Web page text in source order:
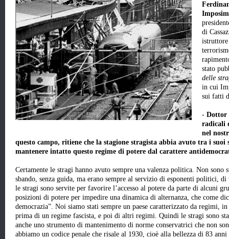
di
stato
delle
in cui
sui fatti
- Dottor
radicali
nel
questo campo, ritiene che la stagione stragista abbia avuto tra i
mantenere intatto questo regime di potere dal carattere
Certamente le stragi hanno avuto sempre una valenza politica. Non sono
sbando, senza guida, ma erano sempre al servizio di esponenti politici,
le stragi sono servite per favorire l’accesso al potere da parte di alcuni
posizioni di potere per impedire una dinamica di alternanza, che come
democrazia”. Noi siamo stati sempre un paese caratterizzato da regimi,
prima di un regime fascista, e poi di altri regimi. Quindi le stragi sono
anche uno strumento di mantenimento di norme conservatrici che non
abbiamo un codice penale che risale al 1930, cioè alla bellezza di 83